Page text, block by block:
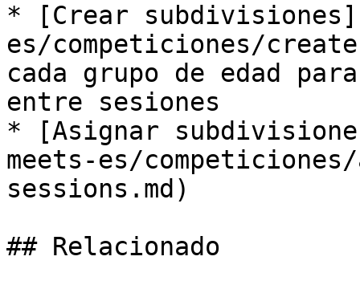
* [Crear
es/competiciones/
cada grupo de edad
entre sesiones
* [Asignar
meets-es/
sessions.md)
## Relacionado